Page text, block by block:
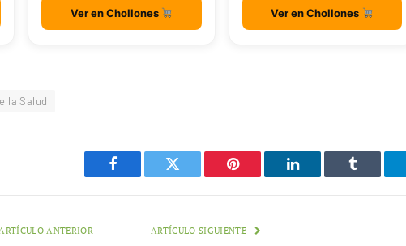
Ver en Chollones Ver en Chollones
la Salud
Facebook Twitter Pinterest LinkedIn Tumblr
ANTERIOR ARTÍCULO SIGUIENTE